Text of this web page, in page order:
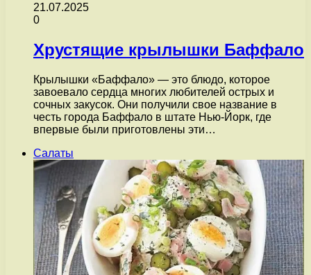
21.07.2025
0
Хрустящие крылышки Баффало
Крылышки «Баффало» — это блюдо, которое
завоевало сердца многих любителей острых и
сочных закусок. Они получили свое название в
честь города Баффало в штате Нью-Йорк, где
впервые были приготовлены эти…
Салаты